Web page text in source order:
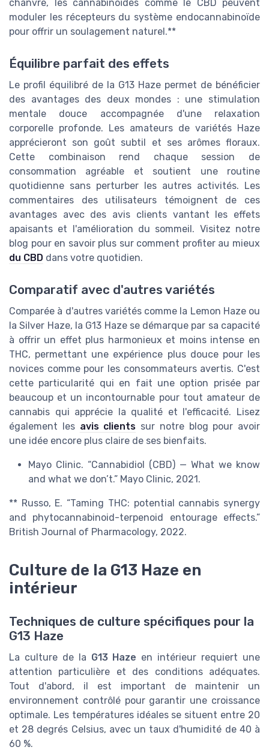
chanvre, les cannabinoïdes comme le CBD peuvent
moduler les récepteurs du système endocannabinoïde
pour offrir un soulagement naturel.**
Équilibre parfait des effets
Le profil équilibré de la G13 Haze permet de bénéficier
des avantages des deux mondes : une stimulation
mentale douce accompagnée d'une relaxation
corporelle profonde. Les amateurs de variétés Haze
apprécieront son goût subtil et ses arômes floraux.
Cette combinaison rend chaque session de
consommation agréable et soutient une routine
quotidienne sans perturber les autres activités. Les
commentaires des utilisateurs témoignent de ces
avantages avec des avis clients vantant les effets
apaisants et l'amélioration du sommeil. Visitez notre
blog pour en savoir plus sur comment profiter au mieux
du CBD dans votre quotidien.
Comparatif avec d'autres variétés
Comparée à d'autres variétés comme la Lemon Haze ou
la Silver Haze, la G13 Haze se démarque par sa capacité
à offrir un effet plus harmonieux et moins intense en
THC, permettant une expérience plus douce pour les
novices comme pour les consommateurs avertis. C'est
cette particularité qui en fait une option prisée par
beaucoup et un incontournable pour tout amateur de
cannabis qui apprécie la qualité et l'efficacité. Lisez
également les avis clients sur notre blog pour avoir
une idée encore plus claire de ses bienfaits.
Mayo Clinic. “Cannabidiol (CBD) — What we know
and what we don’t.” Mayo Clinic, 2021.
** Russo, E. “Taming THC: potential cannabis synergy
and phytocannabinoid-terpenoid entourage effects.”
British Journal of Pharmacology, 2022.
Culture de la G13 Haze en
intérieur
Techniques de culture spécifiques pour la
G13 Haze
La culture de la G13 Haze en intérieur requiert une
attention particulière et des conditions adéquates.
Tout d'abord, il est important de maintenir un
environnement contrôlé pour garantir une croissance
optimale. Les températures idéales se situent entre 20
et 28 degrés Celsius, avec un taux d'humidité de 40 à
60 %.